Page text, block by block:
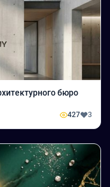
бюро
427 3